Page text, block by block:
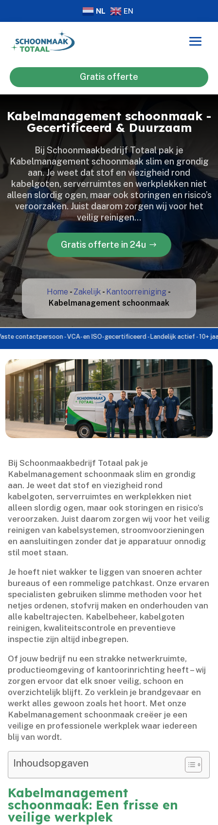
NL EN
Gratis offerte
Kabelmanagement schoonmaak -
Gecertificeerd & Duurzaam
Bij Schoonmaakbedrijf Totaal pak je
Kabelmanagement schoonmaak slim en grondig
aan.​ Je weet dat stof en viezigheid rond
kabelgoten, serverruimtes en werkplekken niet
alleen slordig ogen, maar ook storingen en risico’s
veroorzaken.​ Juist daarom zorgen wij voor het
veilig reinigen…
Gratis offerte in 24u
Home - Zakelijk - Kantoorreiniging -
Kabelmanagement schoonmaak
- VCA- en ISO-gecertificeerd - Landelijk actief - 10+ jaar
Bij Schoonmaakbedrijf Totaal pak je
Kabelmanagement schoonmaak slim en grondig
aan.​ Je weet dat stof en viezigheid rond
kabelgoten, serverruimtes en werkplekken niet
alleen slordig ogen, maar ook storingen en risico’s
veroorzaken.​ Juist daarom zorgen wij voor het veilig
reinigen van kabelsystemen, stroomvoorzieningen
en aansluitingen zonder dat je apparatuur onnodig
stil moet staan.​
Je hoeft niet wakker te liggen van snoeren achter
bureaus of een rommelige patchkast.​ Onze ervaren
specialisten gebruiken slimme methoden voor het
netjes ordenen, stofvrij maken en onderhouden van
alle kabeltrajecten.​ Kabelbeheer, kabelgoten
reinigen, kwaliteitscontrole en preventieve
inspectie zijn altijd inbegrepen.​
Of jouw bedrijf nu een strakke netwerkruimte,
productieomgeving of kantoorinrichting heeft – wij
zorgen ervoor dat elk snoer veilig, schoon en
overzichtelijk blijft.​ Zo verklein je brandgevaar en
werkt alles gewoon zoals het hoort.​ Met onze
Kabelmanagement schoonmaak creëer je een
veilige en professionele werkplek waar iedereen
blij van wordt.​
Inhoudsopgaven
Kabelmanagement
schoonmaak: Een frisse en
veilige werkplek